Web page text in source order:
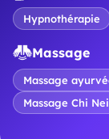
Hypnothérapie
Massage
Massage
Massage Chi